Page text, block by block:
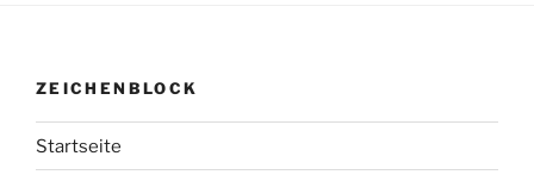
ZEICHENBLOCK
Startseite